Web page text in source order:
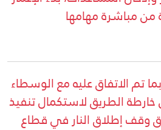
من مباشرة مهامها
تم الاتفاق عليه مع الوسطاء
الطريق لاستكمال تنفيذ
وقف إطلاق النار في قطاع